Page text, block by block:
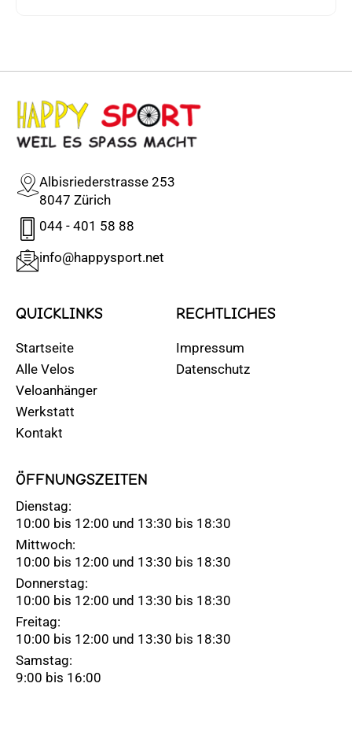
Albisriederstrasse 253
8047 Zürich
044 - 401 58 88
info@happysport.net
QUICKLINKS
Startseite
Alle Velos
Veloanhänger
Werkstatt
Kontakt
RECHTLICHES
Impressum
Datenschutz
ÖFFNUNGSZEITEN
Dienstag:
10:00 bis 12:00 und 13:30 bis 18:30
Mittwoch:
10:00 bis 12:00 und 13:30 bis 18:30
Donnerstag:
10:00 bis 12:00 und 13:30 bis 18:30
Freitag:
10:00 bis 12:00 und 13:30 bis 18:30
Samstag:
9:00 bis 16:00